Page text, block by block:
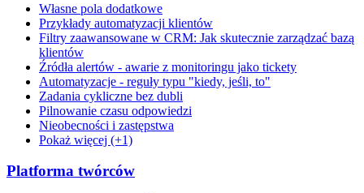
Własne pola dodatkowe
Przykłady automatyzacji klientów
Filtry zaawansowane w CRM: Jak skutecznie zarządzać bazą
klientów
Źródła alertów - awarie z monitoringu jako tickety
Automatyzacje - reguły typu "kiedy, jeśli, to"
Zadania cykliczne bez dubli
Pilnowanie czasu odpowiedzi
Nieobecności i zastępstwa
Pokaż więcej (+1)
Platforma twórców